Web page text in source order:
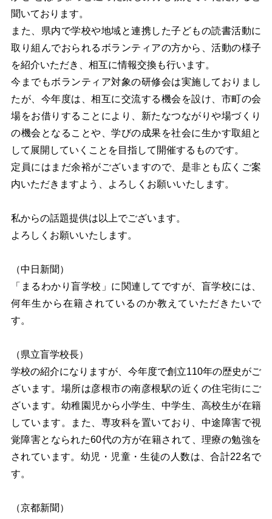
聞いております。
また、県内で学校や地域と連携した子どもの読書活動に
取り組んでおられるボランティアの方から、活動の様子
を紹介いただき、相互に情報交換も行います。
今までもボランティア対象の研修会は実施しておりまし
たが、今年度は、相互に交流する機会を設け、市町の会
場をお借りすることにより、新たなつながりや場づくり
の機会となることや、学びの成果を社会に生かす取組と
して展開していくことを目指して開催するものです。
定員にはまだ余裕がございますので、是非とも広くご案
内いただきますよう、よろしくお願いいたします。
私からの話題提供は以上でございます。
よろしくお願いいたします。
（中日新聞）
「まるわかり盲学校」に関連してですが、盲学校には、
何年生から在籍されているのか教えていただきたいで
す。
（県立盲学校長）
学校の紹介になりますが、今年度で創立110年の歴史がご
ざいます。場所は彦根市の南彦根駅の近くの住宅街にご
ざいます。幼稚園児から小学生、中学生、高校生が在籍
しています。また、専攻科を置いており、中途障害で視
覚障害となられた60代の方が在籍されて、理療の勉強を
されています。幼児・児童・生徒の人数は、合計22名で
す。
（京都新聞）